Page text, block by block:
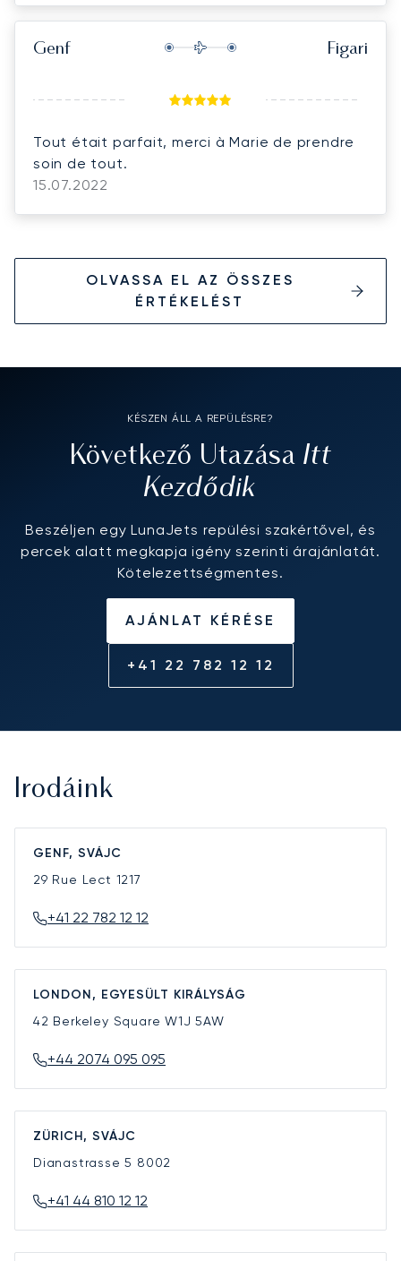
Genf Figari
Tout était parfait, merci à Marie de prendre
soin de tout.
15.07.2022
OLVASSA EL AZ ÖSSZES
ÉRTÉKELÉST
KÉSZEN ÁLL A REPÜLÉSRE?
Következő Utazása Itt
Kezdődik
Beszéljen egy LunaJets repülési szakértővel, és
percek alatt megkapja igény szerinti árajánlatát.
Kötelezettségmentes.
AJÁNLAT KÉRÉSE
+41 22 782 12 12
Irodáink
GENF, SVÁJC
29 Rue Lect 1217
+41 22 782 12 12
LONDON, EGYESÜLT KIRÁLYSÁG
42 Berkeley SquareW1J 5AW
+44 2074 095 095
ZÜRICH, SVÁJC
Dianastrasse 5 8002
+41 44 810 12 12